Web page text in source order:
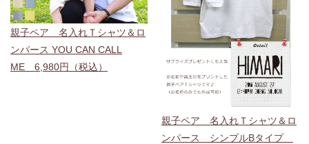
親子ペア 名入れＴシャツ＆ロ
ンパース YOU CAN CALL
ME 6,980円（税込）
親子ペア 名入れＴシャツ＆ロ
ンパース シンプルBタイプ